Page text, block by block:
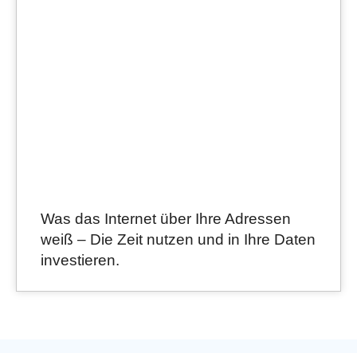
Was das Internet über Ihre Adressen
weiß – Die Zeit nutzen und in Ihre Daten
investieren.